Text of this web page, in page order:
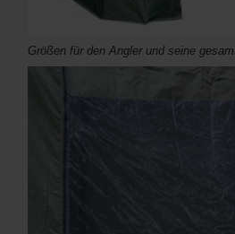
Größen für den Angler und seine